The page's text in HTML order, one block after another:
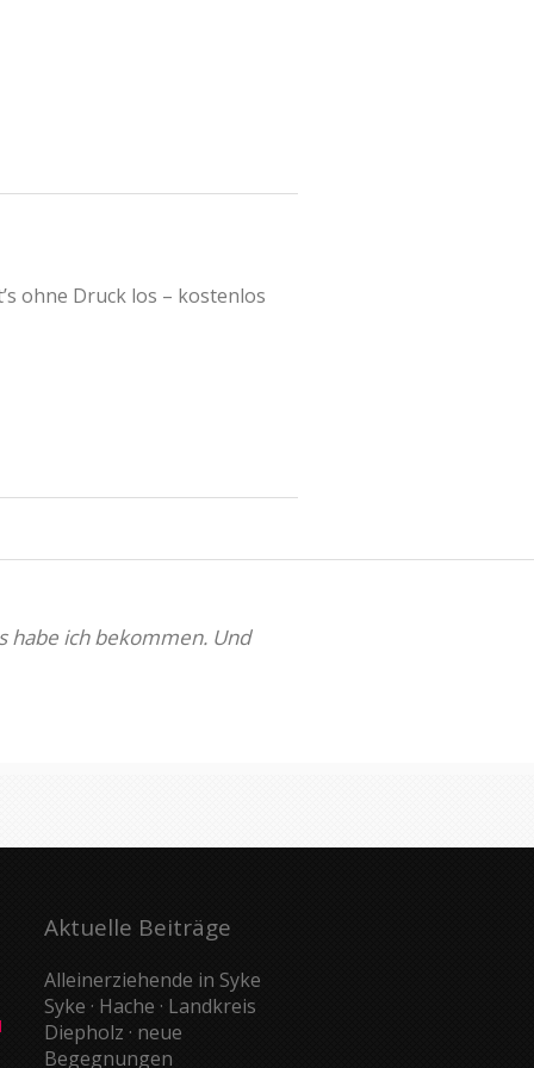
ohne Druck los – kostenlos
habe ich bekommen. Und
Aktuelle Beiträge
Alleinerziehende in Syke
Syke · Hache · Landkreis
Diepholz · neue
Begegnungen